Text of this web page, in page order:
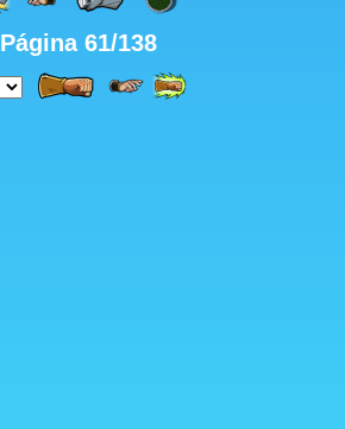
Página 61/138